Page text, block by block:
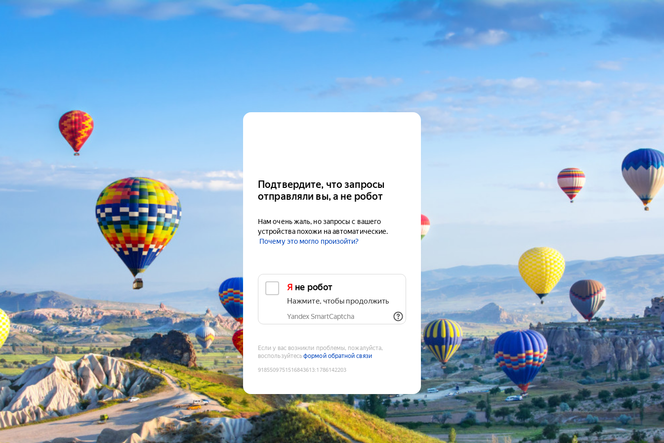
Подтвердите, что запросы
отправляли вы, а не робот
Нам очень жаль, но запросы с вашего
устройства похожи на автоматические.
Почему это могло произойти?
Я не робот
Нажмите, чтобы продолжить
Yandex SmartCaptcha
Если у вас возникли проблемы, пожалуйста,
воспользуйтесьформой обратной связи
9185509751516843613:1786142203